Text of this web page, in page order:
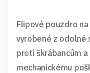
Flipové pouzdro
vyrobené z odolné
proti škrábancům
mechanickému